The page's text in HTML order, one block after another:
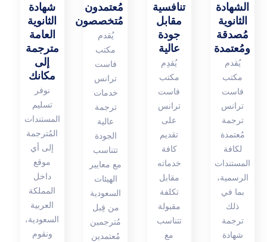
الشهادة
الثانوية
مُصدقة
ومُعتمدة
يُقدم
مكتب
فاست
ترانس
ترجمة
مُعتمدة
لكافة
المستندات
الرسمية،
بما في
ذلك
ترجمة
شهادة
تنافسية
مقابل
جودة
عالية
يُقدِم
مكتب
فاست
ترانس
على
تقديم
كافة
خدماته
مقابل
تكلفة
مقبولة
تتناسب
مع
مُعتمدون
مُتخصصون
يُقدم
مكتب
فاست
ترانس
خدمات
ترجمة
عالية
الجودة
تتناسب
مع معايير
الهيئات
السعودية
من قِبل
مُترجمين
مُعتمدين
شهادة
الثانوية
العامة
مترجمة
إلى
مكانك
نوفر
تسليم
المستندات
المُترجمة
إلى أي
موقع
داخل
المملكة
العربية
السعودية،
ونقوم